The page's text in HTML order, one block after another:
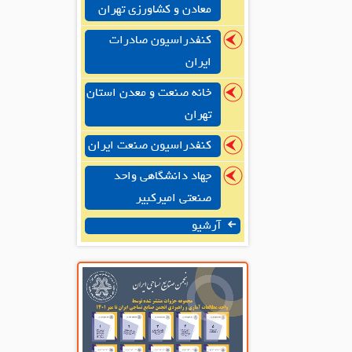
معادن و کشاورزی تهران
کنفدراسیون صادرات
ایران
خانه صنعت و معدن استان
تهران
کنفدراسیون صنعت ایران
جهاد دانشگاهی واحد
صنعتی امیرکبیر
آرشیو